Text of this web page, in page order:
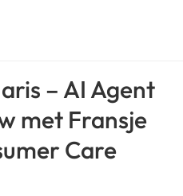
– AI Agent
met Fransje
Care